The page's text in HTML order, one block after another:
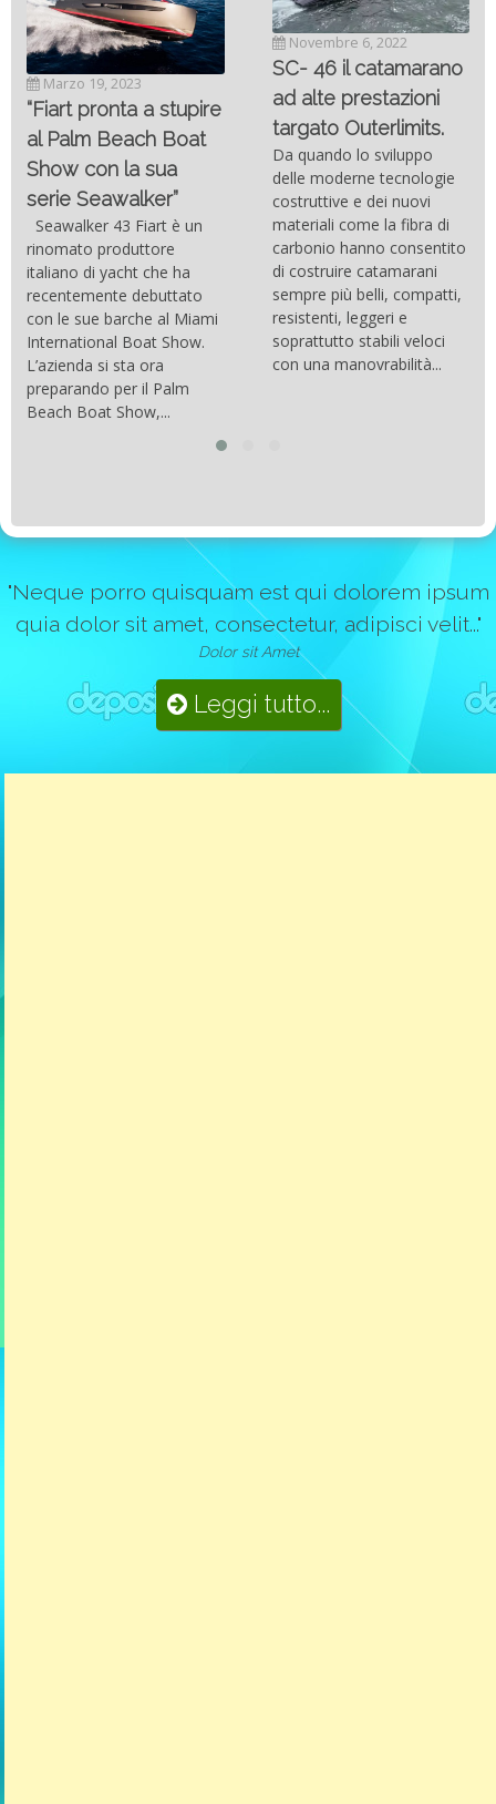
Marzo 19, 2023
“Fiart pronta a stupire
al Palm Beach Boat
Show con la sua
serie Seawalker”
Seawalker 43 Fiart è un
rinomato produttore
italiano di yacht che ha
recentemente debuttato
con le sue barche al Miami
International Boat Show.
L’azienda si sta ora
preparando per il Palm
Beach Boat Show,...
Novembre 6, 2022
SC- 46 il catamarano
ad alte prestazioni
targato Outerlimits.
Da quando lo sviluppo
delle moderne tecnologie
costruttive e dei nuovi
materiali come la fibra di
carbonio hanno consentito
di costruire catamarani
sempre più belli, compatti,
resistenti, leggeri e
soprattutto stabili veloci
con una manovrabilità...
"Neque porro quisquam est qui dolorem ipsum
quia dolor sit amet, consectetur, adipisci velit..."
Dolor sit Amet
Leggi tutto...